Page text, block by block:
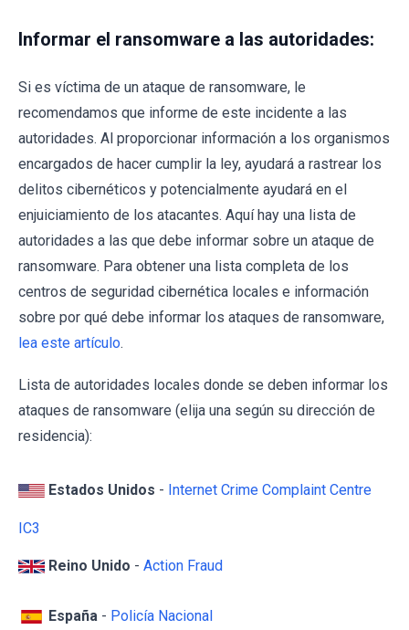
Informar el ransomware a las autoridades:
Si es víctima de un ataque de ransomware, le
recomendamos que informe de este incidente a las
autoridades. Al proporcionar información a los organismos
encargados de hacer cumplir la ley, ayudará a rastrear los
delitos cibernéticos y potencialmente ayudará en el
enjuiciamiento de los atacantes. Aquí hay una lista de
autoridades a las que debe informar sobre un ataque de
ransomware. Para obtener una lista completa de los
centros de seguridad cibernética locales e información
sobre por qué debe informar los ataques de ransomware,
lea este artículo.
Lista de autoridades locales donde se deben informar los
ataques de ransomware (elija una según su dirección de
residencia):
Estados Unidos - Internet Crime Complaint Centre
IC3
Reino Unido - Action Fraud
España - Policía Nacional